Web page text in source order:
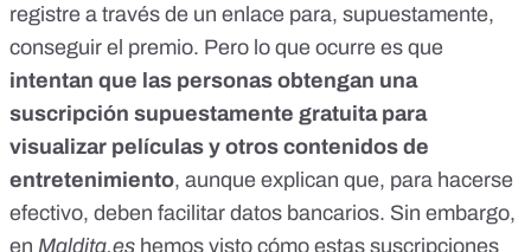
registre a través de un enlace para, supuestamente,
conseguir el premio. Pero lo que ocurre es que
intentan que las personas obtengan una
suscripción supuestamente gratuita para
visualizar películas y otros contenidos de
entretenimiento, aunque explican que, para hacerse
efectivo, deben facilitar datos bancarios. Sin embargo,
en Maldita.es hemos visto cómo estas suscripciones